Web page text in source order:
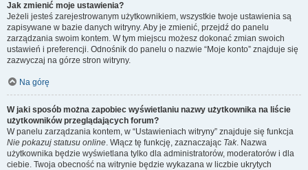
Jak zmienić moje ustawienia?
Jeżeli jesteś zarejestrowanym użytkownikiem, wszystkie twoje ustawienia są
zapisywane w bazie danych witryny. Aby je zmienić, przejdź do panelu
zarządzania swoim kontem. W tym miejscu możesz dokonać zmian swoich
ustawień i preferencji. Odnośnik do panelu o nazwie “Moje konto” znajduje się
zazwyczaj na górze stron witryny.
Na górę
W jaki sposób można zapobiec wyświetlaniu nazwy użytkownika na liście
użytkowników przeglądających forum?
W panelu zarządzania kontem, w “Ustawieniach witryny” znajduje się funkcja
Nie pokazuj statusu online. Włącz tę funkcję, zaznaczając Tak. Nazwa
użytkownika będzie wyświetlana tylko dla administratorów, moderatorów i dla
ciebie. Twoja obecność na witrynie będzie wykazana w liczbie ukrytych